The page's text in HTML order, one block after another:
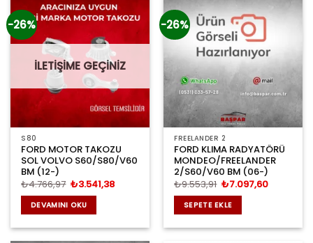
-26%
İLETİŞİME GEÇİNİZ
S80
FORD MOTOR TAKOZU
SOL VOLVO S60/S80/V60
BM (12-)
₺4.766,97 Orijinal
fiyat:
₺4.766,97.
₺3.541,38Şu
DEVAMINI OKU
-26%
FREELANDER 2
FORD KLIMA RADYATÖRÜ
MONDEO/FREELANDER
2/S60/V60 BM (06-)
₺9.553,91 Orijinal
fiyat:
₺9.553,91.
₺7.097,60Şu
SEPETE EKLE